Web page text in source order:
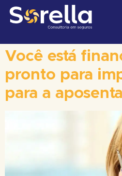
Você está
pronto para
para a